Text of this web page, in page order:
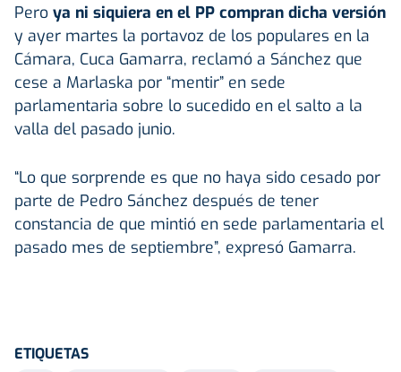
Pero ya ni siquiera en el PP compran dicha versión
y ayer martes la portavoz de los populares en la
Cámara, Cuca Gamarra, reclamó a Sánchez que
cese a Marlaska por “mentir” en sede
parlamentaria sobre lo sucedido en el salto a la
valla del pasado junio.
“Lo que sorprende es que no haya sido cesado por
parte de Pedro Sánchez después de tener
constancia de que mintió en sede parlamentaria el
pasado mes de septiembre”, expresó Gamarra.
ETIQUETAS